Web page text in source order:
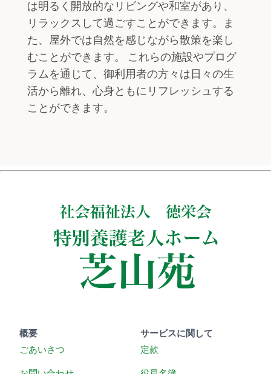
は明るく開放的なリビングや和室があり、
リラックスして過ごすことができます。ま
た、屋外では自然を感じながら散策を楽し
むことができます。 これらの施設やプログ
ラムを通じて、御利用者の方々は日々の生
活から離れ、心身ともにリフレッシュする
ことができます。
概要
ごあいさつ
サービスに関して
定款